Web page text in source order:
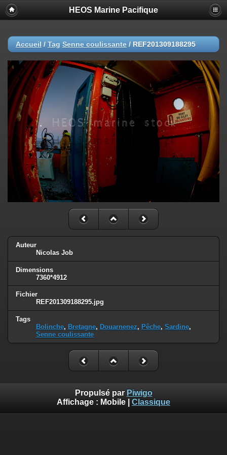
HEOS Marine Pacifique
Accueil / Tag Senne coulissante / REF201309188295
Auteur
Nicolas Job
Dimensions
7360*4912
Fichier
REF201309188295.jpg
Tags
Bolinche, Bretagne, Douarnenez, Pêche, Sardine,
Senne coulissante
Propulsé par Piwigo
Affichage : Mobile Classique